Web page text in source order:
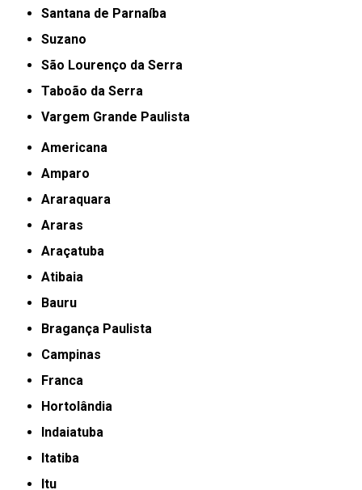
Santana de Parnaíba
Suzano
São Lourenço da Serra
Taboão da Serra
Vargem Grande Paulista
Americana
Amparo
Araraquara
Araras
Araçatuba
Atibaia
Bauru
Bragança Paulista
Campinas
Franca
Hortolândia
Indaiatuba
Itatiba
Itu